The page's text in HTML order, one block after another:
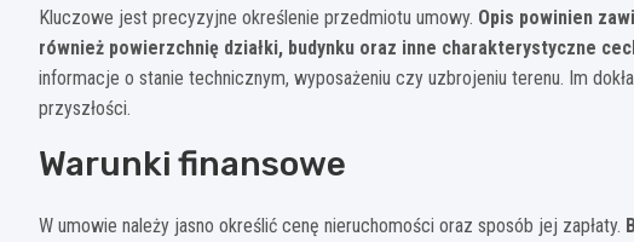
Kluczowe jest precyzyjne określenie przedmiotu umowy. Opis powinien
również powierzchnię działki, budynku oraz inne charakterystyczne
informacje o stanie technicznym, wyposażeniu czy uzbrojeniu terenu. Im
przyszłości.
Warunki finansowe
W umowie należy jasno określić cenę nieruchomości oraz sposób jej zapłaty.